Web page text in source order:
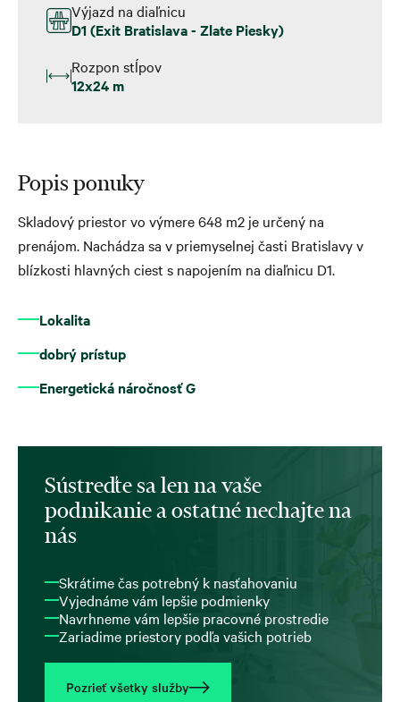
Výjazd na diaľnicu
D1 (Exit Bratislava - Zlate Piesky)
Rozpon stĺpov
12x24 m
Popis ponuky
Skladový priestor vo výmere 648 m2 je určený na
prenájom. Nachádza sa v priemyselnej časti Bratislavy v
blízkosti hlavných ciest s napojením na diaľnicu D1.
Lokalita
dobrý prístup
Energetická náročnosť G
Sústreďte sa len na vaše
podnikanie a ostatné nechajte na
nás
Skrátime čas potrebný k nasťahovaniu
Vyjednáme vám lepšie podmienky
Navrhneme vám lepšie pracovné prostredie
Zariadime priestory podľa vašich potrieb
Pozrieť všetky služby